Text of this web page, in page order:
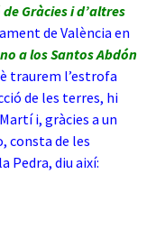
de Gràcies i d’altres
de València en
a los Santos Abdón
traurem l’estrofa
de les terres, hi
i, gràcies a un
consta de les
Pedra, diu així: